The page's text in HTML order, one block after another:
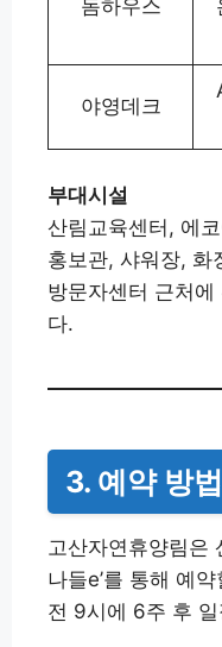
돔하우스
야영데크
부대시설
산림교육센터, 에
홍보관, 샤워장, 화
방문자센터 근처
다.
3. 예약 방
고산자연휴양림은
나들e’를 통해 예
전 9시에 6주 후